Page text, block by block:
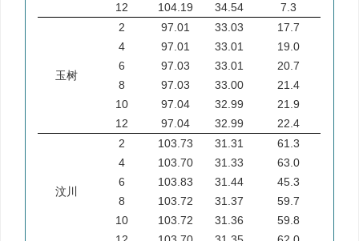
12
104.19 34.54 7.3
玉树
2 97.01 33.03
17.7
4
97.01 33.01
19.0
6
97.03 33.01
20.7
8
97.03 33.00
21.4
10
97.04 32.99
21.9
12
97.04 32.99 22.4
汶川
2 103.73 31.31
61.3
4
103.70 31.33
63.0
6
103.83 31.44
45.3
8
103.72 31.37
59.7
10
103.72 31.36
59.8